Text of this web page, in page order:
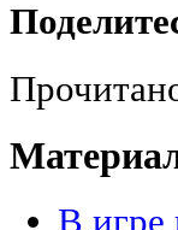
В игре